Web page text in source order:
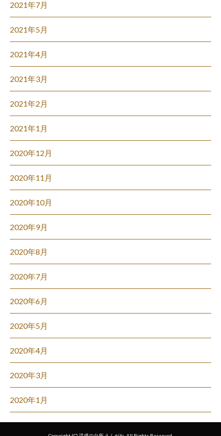
2021年7月
2021年5月
2021年4月
2021年3月
2021年2月
2021年1月
2020年12月
2020年11月
2020年10月
2020年9月
2020年8月
2020年7月
2020年6月
2020年5月
2020年4月
2020年3月
2020年1月